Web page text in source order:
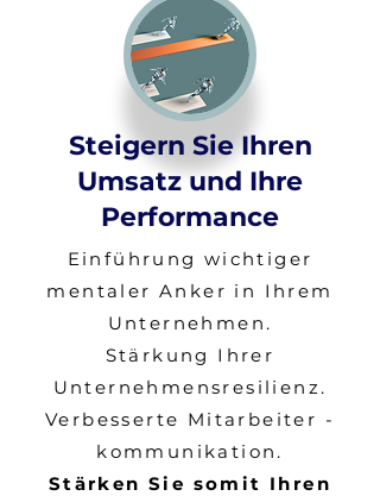
Steigern Sie Ihren
Umsatz und Ihre
Performance
​Einführung wichtiger
mentaler Anker in Ihrem
Unternehmen.
Stärkung Ihrer
Unternehmensresilienz.
Verbesserte Mitarbeiter -
kommunikation.
Stärken Sie somit Ihren